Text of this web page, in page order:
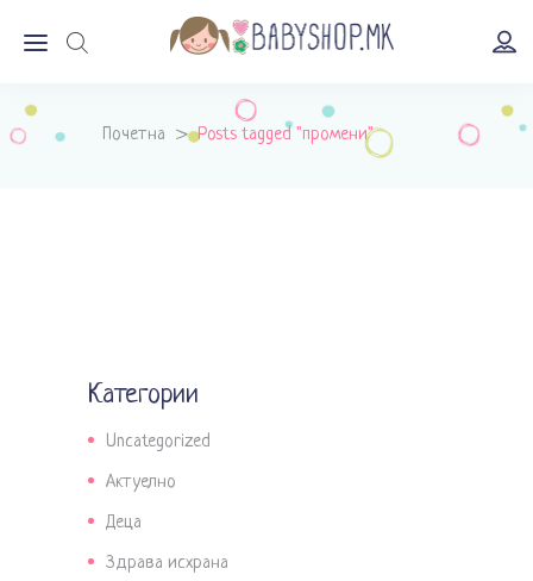
Почетна >Posts tagged "промени"
Категории
Uncategorized
Актуелно
Деца
Здрава исхрана